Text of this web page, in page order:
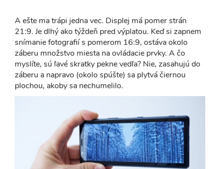
A ešte ma trápi jedna vec. Displej má pomer strán
21:9. Je dlhý ako týždeň pred výplatou. Keď si zapnem
snímanie fotografií s pomerom 16:9, ostáva okolo
záberu množstvo miesta na ovládacie prvky. A čo
myslíte, sú ľavé skratky pekne vedľa? Nie, zasahujú do
záberu a napravo (okolo spúšte) sa plytvá čiernou
plochou, akoby sa nechumelilo.